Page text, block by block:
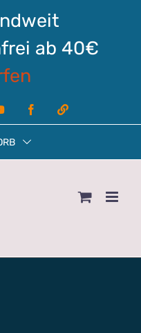
ab 40€
YouTube FacebookLinktree